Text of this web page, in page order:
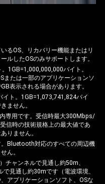
るOS、リカバリー機能またはリ
ルしたOSのみサポートします。
1GB=1,000,000,000バイト。
たは一部のアプリケーションソ
表示される場合があります。
ト。1GB=1,073,741,824バイ
ません。
専用です。受信時最大300Mbps/
信時の技術規格上の最大値であ
りません。
Bluetooth対応のすべての周辺機
ん。
ャンネルで見通し約50m、
見通し約30mです（電波環境、
アプリケーションソフト、OSな